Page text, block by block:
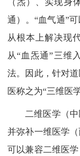
通）。“血气通”
从根本上解决现
从“血炁通”三维
法。因此，针对
医称之为“三维医学
二维医学（
并弥补一维医学
可以兼容二维医